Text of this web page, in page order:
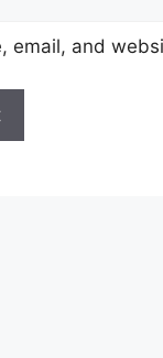
Gred YP1
lain
email, and